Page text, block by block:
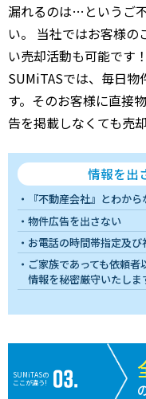
漏れるのは…というご
い。 当社ではお客様の
い売却活動も可能です！
SUMiTASでは、毎日
す。そのお客様に直接
告を掲載しなくても売
情報を出
『不動産会社』とわか
物件広告を出さない
お電話の時間帯指定及
ご家族であっても依頼者
情報を秘密厳守いたしま
SUMiTASの
ここが違う!